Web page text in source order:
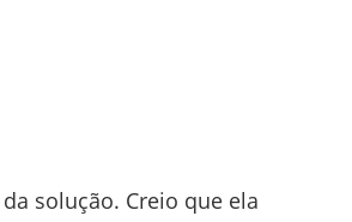
solução. Creio que ela